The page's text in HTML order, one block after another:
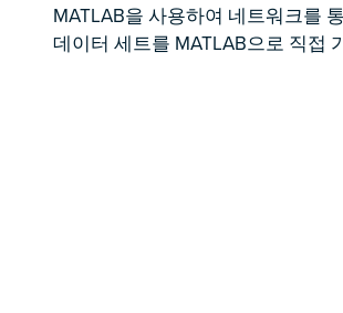
MATLAB을 사용하여 네트워크를
데이터 세트를 MATLAB으로 직접